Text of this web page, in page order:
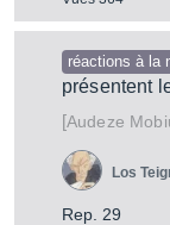
réactions à la
présentent
[Audeze
Rep. 29
Los